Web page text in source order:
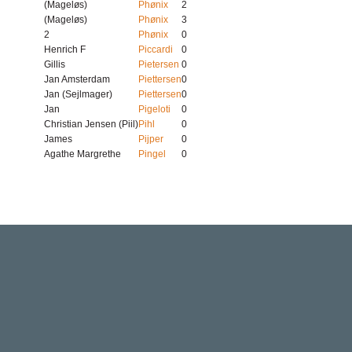
(Mageløs)
Phønix
2
(Mageløs)
Phønix
3
2
Phønix
0
Henrich F
Piccardi
0
Gillis
Pietersen 0
Jan Amsterdam
Piettersen0
Jan (Sejlmager)
Piettersen0
Jan
Pigeloti
0
Christian Jensen (Piil)Pihl
0
James
Pijper
0
Agathe Margrethe
Pingel 0